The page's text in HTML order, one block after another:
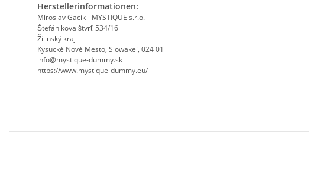
Herstellerinformationen:
Miroslav Gacík - MYSTIQUE s.r.o.
Štefánikova štvrť 534/16
Žilinský kraj
Kysucké Nové Mesto, Slowakei, 024 01
info@mystique-dummy.sk
https://www.mystique-dummy.eu/